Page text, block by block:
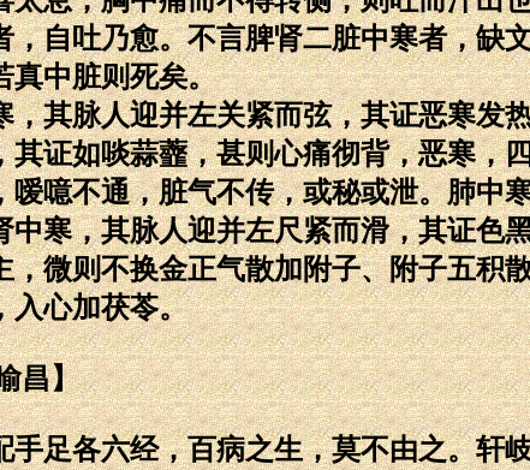
，自吐乃愈。不言脾肾二脏中寒者，缺
真中脏则死矣。
脉人迎并左关紧而弦，其证恶寒发
其证如啖蒜虀，甚则心痛彻背，恶寒，
嗳噫不通，脏气不传，或秘或泄。肺中
中寒，其脉人迎并左尺紧而滑，其证色
，微则不换金正气散加附子、附子五积
入心加茯苓。
】
各六经，百病之生，莫不由之。轩